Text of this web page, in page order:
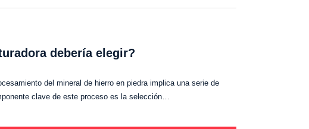
debería elegir?
del mineral de hierro en piedra implica una serie de
clave de este proceso es la selección…